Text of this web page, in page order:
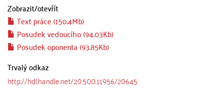
Zobrazit/otevřít
Text práce (150.4Mb)
Posudek vedoucího (94.03Kb)
Posudek oponenta (93.85Kb)
Trvalý odkaz
http://hdl.handle.net/20.500.11956/20645